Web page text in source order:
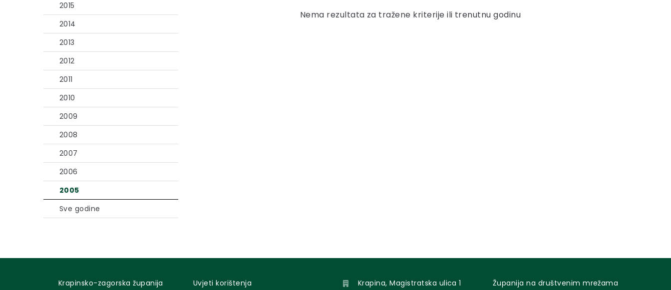
2015
2014
2013
2012
2011
2010
2009
2008
2007
2006
2005
Sve godine
Nema rezultata za tražene kriterije ili trenutnu godinu
Krapinsko-zagorska županija Uvjeti korištenja Krapina, Magistratska ulica 1 Županija na društvenim mrežama